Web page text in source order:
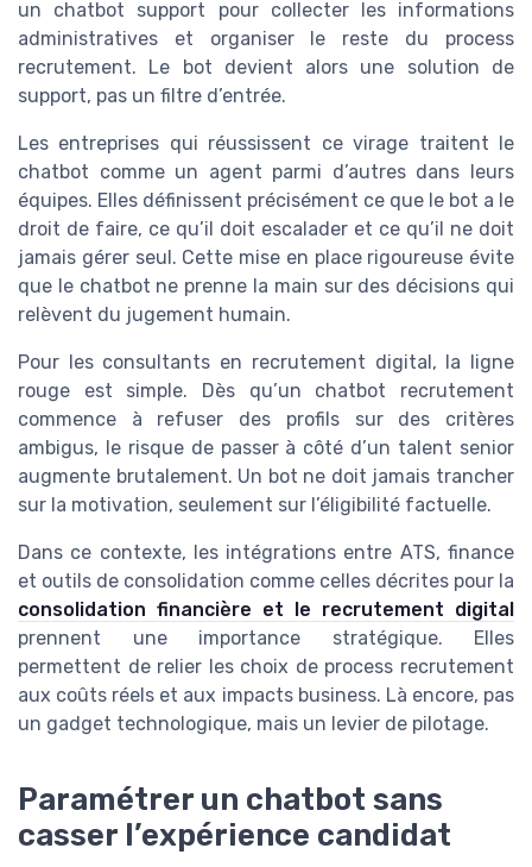
un chatbot support pour collecter les informations
administratives et organiser le reste du process
recrutement. Le bot devient alors une solution de
support, pas un filtre d’entrée.
Les entreprises qui réussissent ce virage traitent le
chatbot comme un agent parmi d’autres dans leurs
équipes. Elles définissent précisément ce que le bot a le
droit de faire, ce qu’il doit escalader et ce qu’il ne doit
jamais gérer seul. Cette mise en place rigoureuse évite
que le chatbot ne prenne la main sur des décisions qui
relèvent du jugement humain.
Pour les consultants en recrutement digital, la ligne
rouge est simple. Dès qu’un chatbot recrutement
commence à refuser des profils sur des critères
ambigus, le risque de passer à côté d’un talent senior
augmente brutalement. Un bot ne doit jamais trancher
sur la motivation, seulement sur l’éligibilité factuelle.
Dans ce contexte, les intégrations entre ATS, finance
et outils de consolidation comme celles décrites pour la
consolidation financière et le recrutement digital
prennent une importance stratégique. Elles
permettent de relier les choix de process recrutement
aux coûts réels et aux impacts business. Là encore, pas
un gadget technologique, mais un levier de pilotage.
Paramétrer un chatbot sans
casser l’expérience candidat